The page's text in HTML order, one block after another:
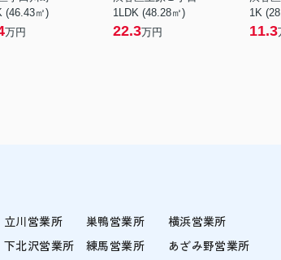
(46.43㎡)
万円
1LDK (48.28㎡)
22.3万円
1K
11.3
立川営業所
下北沢営業所
巣鴨営業所
練馬営業所
横浜営業所
あざみ野営業所